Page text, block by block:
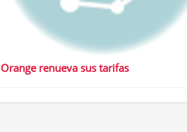
Orange renueva sus tarifas